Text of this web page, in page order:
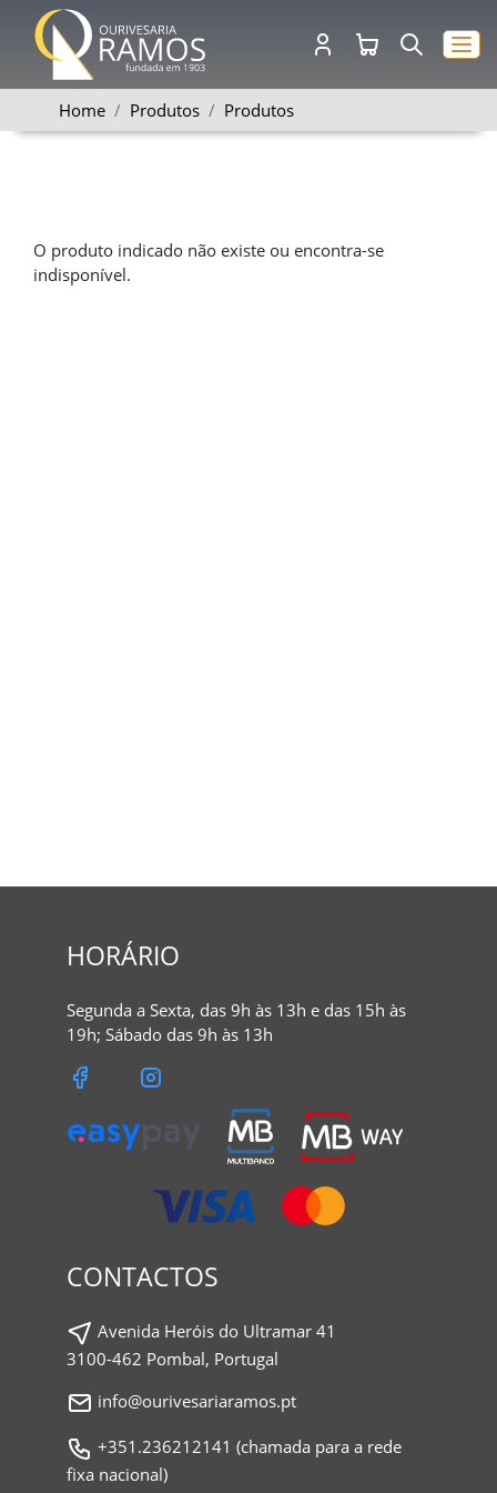
Home Produtos Produtos
O produto indicado não existe ou encontra-se
indisponível.
HORÁRIO
Segunda a Sexta, das 9h às 13h e das 15h às
19h; Sábado das 9h às 13h
CONTACTOS
Avenida Heróis do Ultramar 41
3100-462 Pombal, Portugal
info@ourivesariaramos.pt
+351.236212141 (chamada para a rede
fixa nacional)